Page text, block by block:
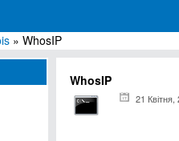
программ для Windows
» WhosIP
WhosIP
21 Квітня,